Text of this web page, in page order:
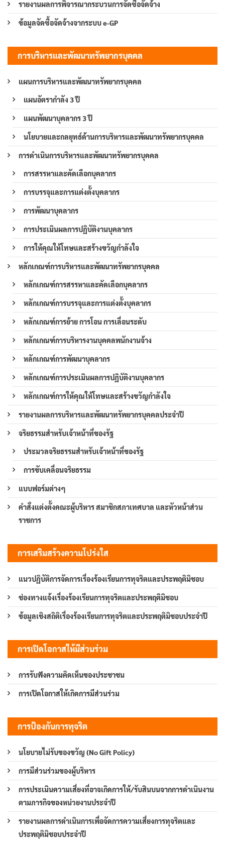
รายงานผลการพิจารณากระบวนการจัดซื้อจัดจ้าง
ข้อมูลจัดซื้อจัดจ้างจากระบบ e-GP
การบริหารและพัฒนาทรัพยากรบุคคล
แผนการบริหารและพัฒนาทรัพยากรบุคคล
แผนอัตรากำลัง 3 ปี
แผนพัฒนาบุคลากร 3 ปี
นโยบายและกลยุทธ์ด้านการบริหารและพัฒนาทรัพยากรบุคคล
การดำเนินการบริหารและพัฒนาทรัพยากรบุคคล
การสรรหาและคัดเลือกบุคลากร
การบรรจุและการแต่งตั้งบุคลากร
การพัฒนาบุคลากร
การประเมินผลการปฏิบัติงานบุคลากร
การให้คุณให้โทษและสร้างขวัญกำลังใจ
หลักเกณฑ์การบริหารและพัฒนาทรัพยากรบุคคล
หลักเกณฑ์การสรรหาและคัดเลือกบุคลากร
หลักเกณฑ์การบรรจุและการแต่งตั้งบุคลากร
หลักเกณฑ์การย้าย การโอน การเลื่อนระดับ
หลักเกณฑ์การบริหารงานบุคคลพนักงานจ้าง
หลักเกณฑ์การพัฒนาบุคลากร
หลักเกณฑ์การประเมินผลการปฏิบัติงานบุคลากร
หลักเกณฑ์การให้คุณให้โทษและสร้างขวัญกำลังใจ
รายงานผลการบริหารและพัฒนาทรัพยากรบุคคลประจำปี
จริยธรรมสำหรับเจ้าหน้าที่ของรัฐ
ประมวลจริยธรรมสำหรับเจ้าหน้าที่ของรัฐ
การขับเคลื่อนจริยธรรม
แบบฟอร์มต่างๆ
คำสั่งแต่งตั้งคณะผู้บริหาร สมาชิกสภาเทศบาล และหัวหน้าส่วน
ราชการ
การเสริมสร้างความโปร่งใส
แนวปฏิบัติการจัดการเรื่องร้องเรียนการทุจริตและประพฤติมิชอบ
ช่องทางแจ้งเรื่องร้องเรียนการทุจริตและประพฤติมิชอบ
ข้อมูลเชิงสถิติเรื่องร้องเรียนการทุจริตและประพฤติมิชอบประจำปี
การเปิดโอกาสให้มีส่วนร่วม
การรับฟังความคิดเห็นของประชาชน
การเปิดโอกาสให้เกิดการมีส่วนร่วม
การป้องกันการทุจริต
นโยบายไม่รับของขวัญ (No Gift Policy)
การมีส่วนร่วมของผู้บริหาร
การประเมินความเสี่ยงที่อาจเกิดการให้/รับสินบนจากการดำเนินงาน
ตามภารกิจของหน่วยงานประจำปี
รายงานผลการดำเนินการเพื่อจัดการความเสี่ยงการทุจริตและ
ประพฤติมิชอบประจำปี